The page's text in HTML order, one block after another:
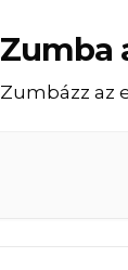
Zumba
Zumbázz az